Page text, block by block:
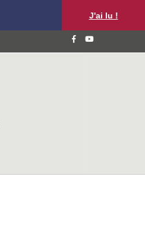
J'ai lu !